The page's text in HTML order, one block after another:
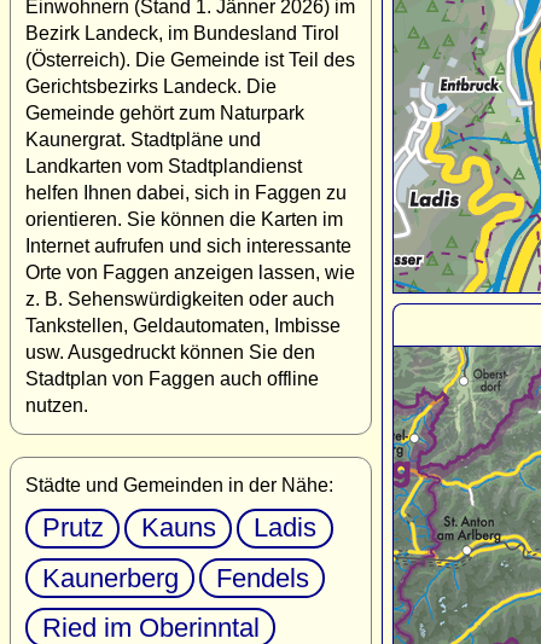
Einwohnern (Stand 1. Jänner 2026) im
Bezirk Landeck, im Bundesland Tirol
(Österreich). Die Gemeinde ist Teil des
Gerichtsbezirks Landeck. Die
Gemeinde gehört zum Naturpark
Kaunergrat. Stadtpläne und
Landkarten vom Stadtplandienst
helfen Ihnen dabei, sich in Faggen zu
orientieren. Sie können die Karten im
Internet aufrufen und sich interessante
Orte von Faggen anzeigen lassen, wie
z. B. Sehenswürdigkeiten oder auch
Tankstellen, Geldautomaten, Imbisse
usw. Ausgedruckt können Sie den
Stadtplan von Faggen auch offline
nutzen.
Städte und Gemeinden in der Nähe:
Prutz Kauns
Ladis
Kaunerberg
Fendels
Ried im Oberinntal